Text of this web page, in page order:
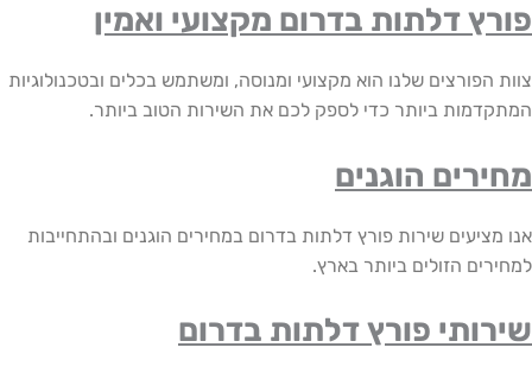
דלתות בדרום מקצועי ואמין
שלנו הוא מקצועי ומנוסה, ומשתמש בכלים ובטכנולוגיות
ביותר כדי לספק לכם את השירות הטוב ביותר.
הוגנים
שירות פורץ דלתות בדרום במחירים הוגנים ובהתחייבות
הזולים ביותר בארץ.
פורץ דלתות בדרום